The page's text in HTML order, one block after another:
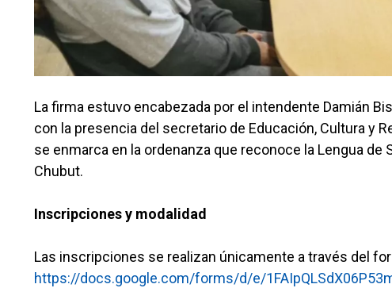
La firma estuvo encabezada por el intendente Damián
con la presencia del secretario de Educación, Cultura y
se enmarca en la ordenanza que reconoce la Lengua de
Chubut.
Inscripciones y modalidad
Las inscripciones se realizan únicamente a través del
https://docs.google.com/forms/d/e/